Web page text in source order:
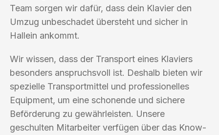
Team sorgen wir dafür, dass dein Klavier den
Umzug unbeschadet übersteht und sicher in
Hallein ankommt.
Wir wissen, dass der Transport eines Klaviers
besonders anspruchsvoll ist. Deshalb bieten wir
spezielle Transportmittel und professionelles
Equipment, um eine schonende und sichere
Beförderung zu gewährleisten. Unsere
geschulten Mitarbeiter verfügen über das Know-